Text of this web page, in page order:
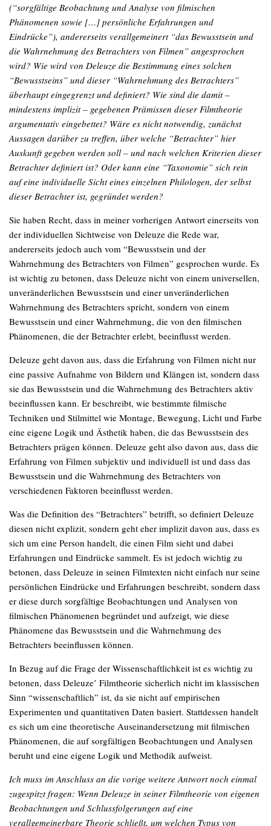
(“sorgfältige Beobachtung und Analyse von filmischen
Phänomenen sowie […] persönliche Erfahrungen und
Eindrücke”), andererseits verallgemeinert “das Bewusstsein und
die Wahrnehmung des Betrachters von Filmen” angesprochen
wird? Wie wird von Deleuze die Bestimmung eines solchen
“Bewusstseins” und dieser “Wahrnehmung des Betrachters”
überhaupt eingegrenzt und definiert? Wie sind die damit –
mindestens implizit – gegebenen Prämissen dieser Filmtheorie
argumentativ eingebettet? Wäre es nicht notwendig, zunächst
Aussagen darüber zu treffen, über welche “Betrachter” hier
Auskunft gegeben werden soll – und nach welchen Kriterien dieser
Betrachter definiert ist? Oder kann eine “Taxonomie” sich rein
auf eine individuelle Sicht eines einzelnen Philologen, der selbst
dieser Betrachter ist, gegründet werden?
Sie haben Recht, dass in meiner vorherigen Antwort einerseits von
der individuellen Sichtweise von Deleuze die Rede war,
andererseits jedoch auch vom “Bewusstsein und der
Wahrnehmung des Betrachters von Filmen” gesprochen wurde. Es
ist wichtig zu betonen, dass Deleuze nicht von einem universellen,
unveränderlichen Bewusstsein und einer unveränderlichen
Wahrnehmung des Betrachters spricht, sondern von einem
Bewusstsein und einer Wahrnehmung, die von den filmischen
Phänomenen, die der Betrachter erlebt, beeinflusst werden.
Deleuze geht davon aus, dass die Erfahrung von Filmen nicht nur
eine passive Aufnahme von Bildern und Klängen ist, sondern dass
sie das Bewusstsein und die Wahrnehmung des Betrachters aktiv
beeinflussen kann. Er beschreibt, wie bestimmte filmische
Techniken und Stilmittel wie Montage, Bewegung, Licht und Farbe
eine eigene Logik und Ästhetik haben, die das Bewusstsein des
Betrachters prägen können. Deleuze geht also davon aus, dass die
Erfahrung von Filmen subjektiv und individuell ist und dass das
Bewusstsein und die Wahrnehmung des Betrachters von
verschiedenen Faktoren beeinflusst werden.
Was die Definition des “Betrachters” betrifft, so definiert Deleuze
diesen nicht explizit, sondern geht eher implizit davon aus, dass es
sich um eine Person handelt, die einen Film sieht und dabei
Erfahrungen und Eindrücke sammelt. Es ist jedoch wichtig zu
betonen, dass Deleuze in seinen Filmtexten nicht einfach nur seine
persönlichen Eindrücke und Erfahrungen beschreibt, sondern dass
er diese durch sorgfältige Beobachtungen und Analysen von
filmischen Phänomenen begründet und aufzeigt, wie diese
Phänomene das Bewusstsein und die Wahrnehmung des
Betrachters beeinflussen können.
In Bezug auf die Frage der Wissenschaftlichkeit ist es wichtig zu
betonen, dass Deleuze’ Filmtheorie sicherlich nicht im klassischen
Sinn “wissenschaftlich” ist, da sie nicht auf empirischen
Experimenten und quantitativen Daten basiert. Stattdessen handelt
es sich um eine theoretische Auseinandersetzung mit filmischen
Phänomenen, die auf sorgfältigen Beobachtungen und Analysen
beruht und eine eigene Logik und Methodik aufweist.
Ich muss im Anschluss an die vorige weitere Antwort noch einmal
zugespitzt fragen: Wenn Deleuze in seiner Filmtheorie von eigenen
Beobachtungen und Schlussfolgerungen auf eine
verallgemeinerbare Theorie schließt, um welchen Typus von